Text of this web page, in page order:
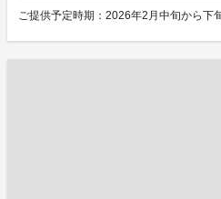
ご提供予定時期：2026年2月中旬から下